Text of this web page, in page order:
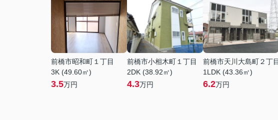
前橋市昭和町１丁目
3K (49.60㎡)
3.5万円
前橋市小相木町１丁目
2DK (38.92㎡)
4.3万円
前橋市天川大島町２丁目
1LDK (43.36㎡)
6.2万円